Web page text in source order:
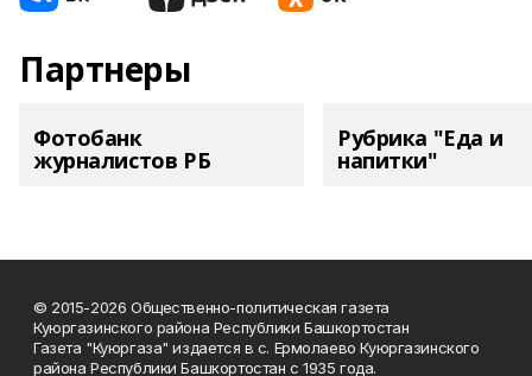
Партнеры
Фотобанк
журналистов РБ
Рубрика "Еда и
напитки"
© 2015-2026 Общественно-политическая газета
Куюргазинского района Республики Башкортостан
Газета "Куюргаза" издается в с. Ермолаево Куюргазинского
района Республики Башкортостан с 1935 года.